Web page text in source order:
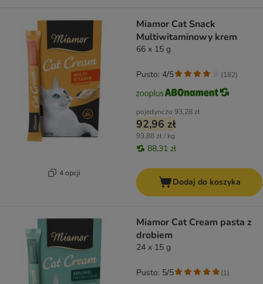
4 opcji
Miamor Cat Snack
Multiwitaminowy krem
66 x 15 g
pojedynczo 93,28 zł
92,96 zł
93,88 zł / kg
88,31 zł
Pusto: 4/5 (182)
Dodaj do koszyka
Miamor Cat Cream pasta z
drobiem
24 x 15 g
Pusto: 5/5 (1)